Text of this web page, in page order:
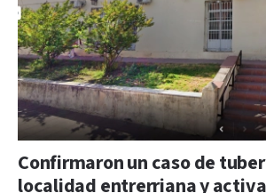
Confirmaron un caso de
localidad entrerriana y